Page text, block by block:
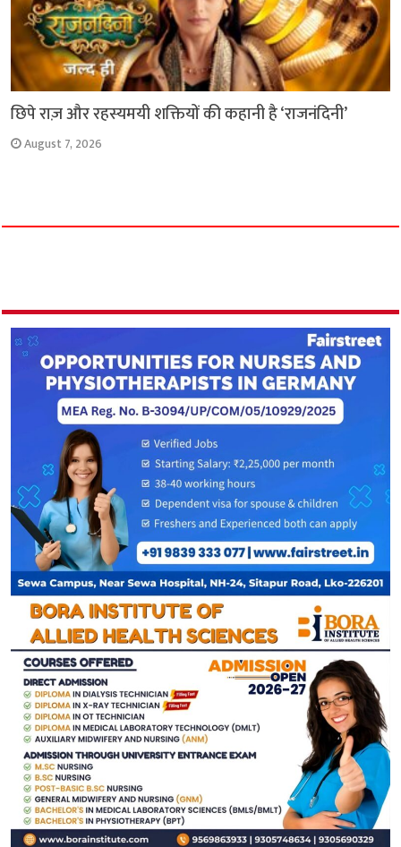
छिपे राज़ और रहस्यमयी शक्तियों की कहानी है ‘राजनंदिनी’
August 7, 2026